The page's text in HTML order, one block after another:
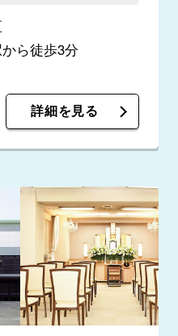
ら徒歩3分
詳細を見る